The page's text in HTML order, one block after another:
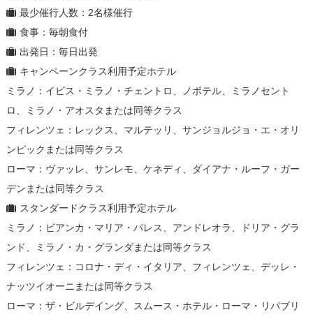
最少催行人数：2名様催行
食事：毎朝食付
出発日：毎日出発
キャンペーンクラス利用予定ホテル
ミラノ：イビス・ミラノ・チェントロ、ノボテル、ミラノセント
ロ、ミラノ・アオスタまたは同等クラス
フィレンツェ：レックス、マルテッリ、サンジョルジョ・エ・オリ
ンピックまたは同等クラス
ローマ：ヴァッレ、サンレモ、ケネディ、ダイアナ・ルーフ・ガー
デンまたは同等クラス
スタンダードクラス利用予定ホテル
ミラノ：ビアンカ・マリア・パレス、アンドレオラ、ドリア・グラ
ンド、ミラノ・カ・グランダまたは同等クラス
フィレンツェ：コロナ・ディ・イタリア、フィレンツェ、デッレ・
ナッツイオーニまたは同等クラス
ローマ：ザ・ビルデイング、スムース・ホテル・ローマ・リパブリ